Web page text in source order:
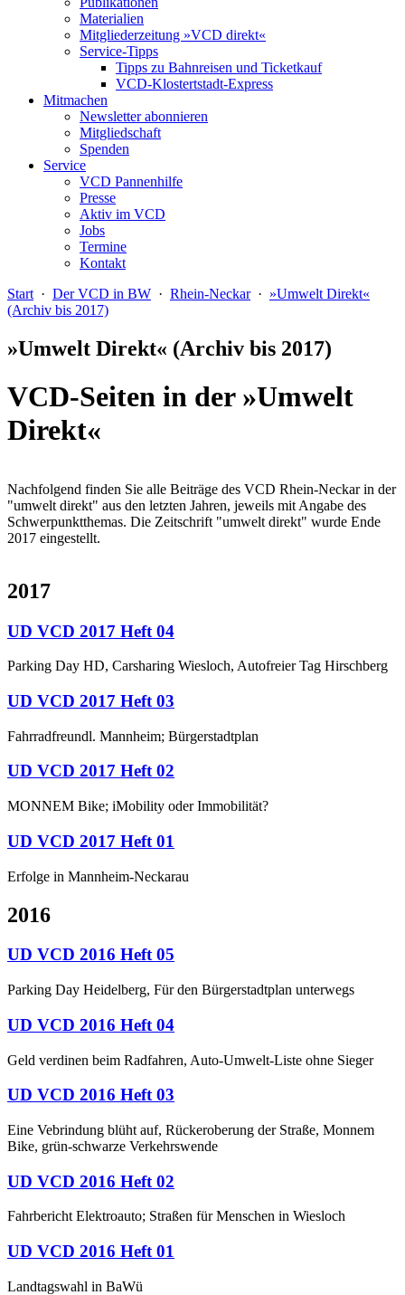
Materialien
Mitgliederzeitung »VCD direkt«
Service-Tipps
Tipps zu Bahnreisen und Ticketkauf
VCD-Klostertstadt-Express
Mitmachen
Newsletter abonnieren
Mitgliedschaft
Spenden
Service
VCD Pannenhilfe
Presse
Aktiv im VCD
Jobs
Termine
Kontakt
Start · Der VCD in BW · Rhein-Neckar· »Umwelt Direkt«
(Archiv bis 2017)
»Umwelt Direkt« (Archiv bis 2017)
VCD-Seiten in der »Umwelt
Direkt«
Nachfolgend finden Sie alle Beiträge des VCD Rhein-Neckar in der
"umwelt direkt" aus den letzten Jahren, jeweils mit Angabe des
Schwerpunktthemas. Die Zeitschrift "umwelt direkt" wurde Ende
2017 eingestellt.
2017
UD VCD 2017 Heft 04
Parking Day HD, Carsharing Wiesloch, Autofreier Tag Hirschberg
UD VCD 2017 Heft 03
Fahrradfreundl. Mannheim; Bürgerstadtplan
UD VCD 2017 Heft 02
MONNEM Bike; iMobility oder Immobilität?
UD VCD 2017 Heft 01
Erfolge in Mannheim-Neckarau
2016
UD VCD 2016 Heft 05
Parking Day Heidelberg, Für den Bürgerstadtplan unterwegs
UD VCD 2016 Heft 04
Geld verdinen beim Radfahren, Auto-Umwelt-Liste ohne Sieger
UD VCD 2016 Heft 03
Eine Vebrindung blüht auf, Rückeroberung der Straße, Monnem
Bike, grün-schwarze Verkehrswende
UD VCD 2016 Heft 02
Fahrbericht Elektroauto; Straßen für Menschen in Wiesloch
UD VCD 2016 Heft 01
Landtagswahl in BaWü